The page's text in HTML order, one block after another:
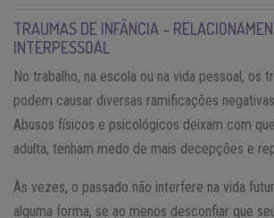
TRAUMAS DE INFÂNCIA –
INTERPESSOAL
No trabalho, na escola ou na vida pessoal, os
podem causar diversas ramificações
Abusos físicos e psicológicos deixam com
adulta, tenham medo de mais decepções e
Às vezes, o passado não interfere na vida
alguma forma, se ao menos desconfiar que